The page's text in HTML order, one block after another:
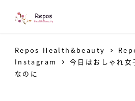
Repos Health&beauty
Instagram
今日はおしゃれ
なのに